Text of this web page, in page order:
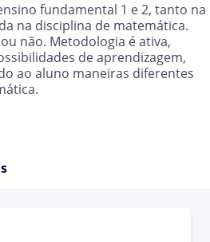
fundamental 1 e 2, tanto na
na disciplina de matemática.
não. Metodologia é ativa,
de aprendizagem,
ao aluno maneiras diferentes